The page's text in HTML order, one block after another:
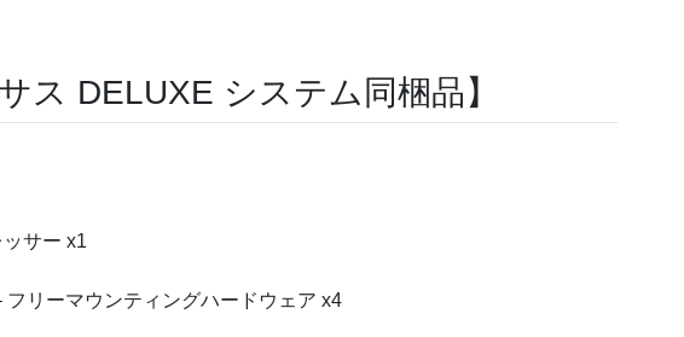
ス DELUXE システム同梱品】
サー x1
フリーマウンティングハードウェア x4